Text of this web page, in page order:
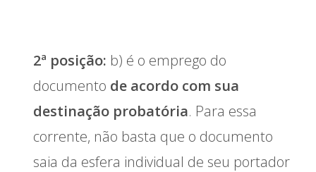
2ª posição: b) é o emprego do
documento de acordo com sua
destinação probatória. Para essa
corrente, não basta que o documento
saia da esfera individual de seu portador